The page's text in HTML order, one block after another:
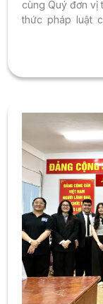
cùng Quý đơn vị
thức pháp luật
việc bảo vệ
Điểm đến lần
Trung học cơ sở